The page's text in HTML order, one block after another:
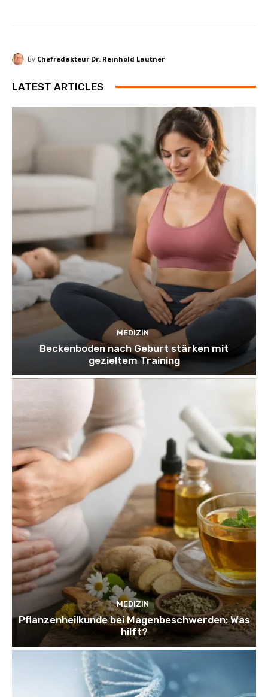
By Chefredakteur Dr. Reinhold Lautner
LATEST ARTICLES
MEDIZIN
Beckenboden nach Geburt stärken mit
gezieltem Training
MEDIZIN
Pflanzenheilkunde bei Magenbeschwerden: Was
hilft?